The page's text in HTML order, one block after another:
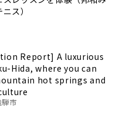
ス）
Report] A luxurious
Hida, where you can
hot springs and
騨市